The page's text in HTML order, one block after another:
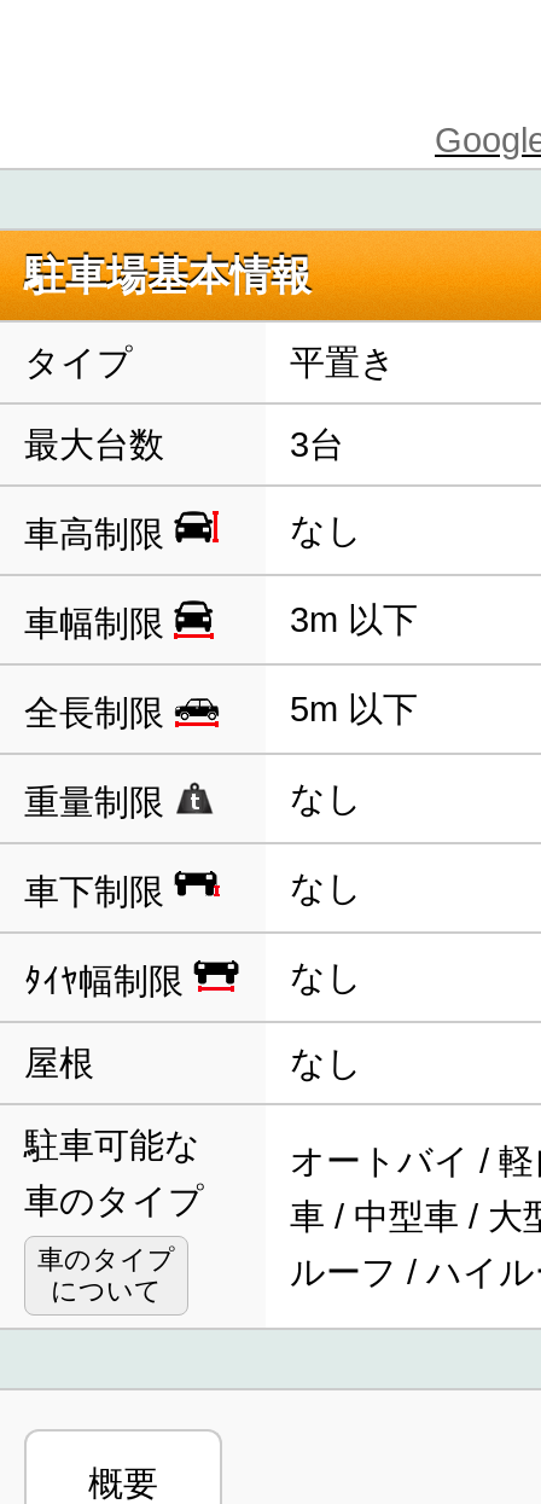
駐車場基本情報
タイプ 平置き
最大台数 3台
車高制限 なし
車幅制限 3m 以下
全長制限 5m 以下
重量制限 なし
車下制限 なし
ﾀｲﾔ幅制限 なし
屋根 なし
駐車可能な
車のタイプ
車のタイプ
について
オートバイ /
車 / 中型車 / 大
ルーフ / ハイ
概要